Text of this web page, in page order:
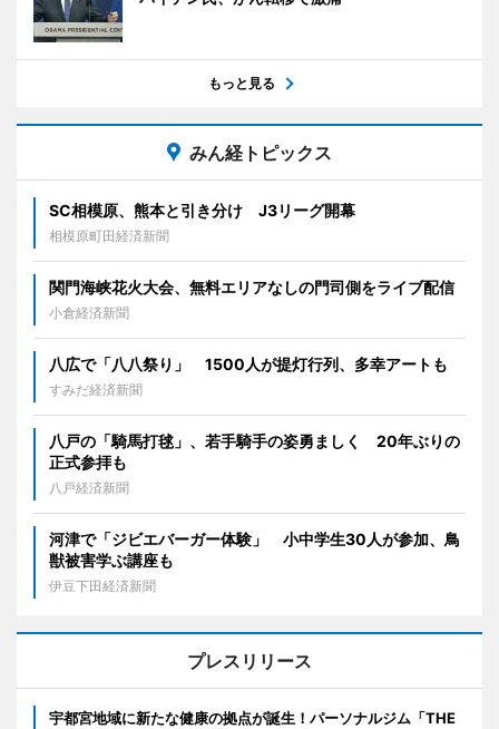
もっと見る
みん経トピックス
SC相模原、熊本と引き分け J3リーグ開幕
相模原町田経済新聞
関門海峡花火大会、無料エリアなしの門司側をライブ配信
小倉経済新聞
八広で「八八祭り」 1500人が提灯行列、多幸アートも
すみだ経済新聞
八戸の「騎馬打毬」、若手騎手の姿勇ましく 20年ぶりの
正式参拝も
八戸経済新聞
河津で「ジビエバーガー体験」 小中学生30人が参加、鳥
獣被害学ぶ講座も
伊豆下田経済新聞
プレスリリース
宇都宮地域に新たな健康の拠点が誕生！パーソナルジム「THE